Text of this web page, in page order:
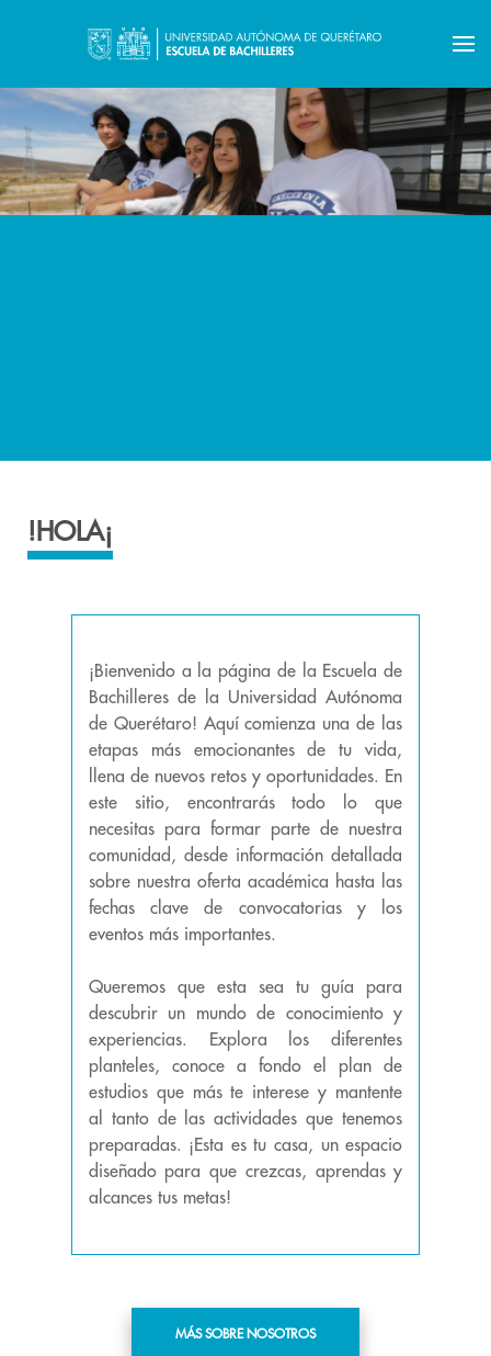
!HOLA¡
¡Bienvenido a la página de la Escuela de
Bachilleres de la Universidad Autónoma
de Querétaro! Aquí comienza una de las
etapas más emocionantes de tu vida,
llena de nuevos retos y oportunidades. En
este sitio, encontrarás todo lo que
necesitas para formar parte de nuestra
comunidad, desde información detallada
sobre nuestra oferta académica hasta las
fechas clave de convocatorias y los
eventos más importantes.
Queremos que esta sea tu guía para
descubrir un mundo de conocimiento y
experiencias. Explora los diferentes
planteles, conoce a fondo el plan de
estudios que más te interese y mantente
al tanto de las actividades que tenemos
preparadas. ¡Esta es tu casa, un espacio
diseñado para que crezcas, aprendas y
alcances tus metas!
MÁS SOBRE NOSOTROS